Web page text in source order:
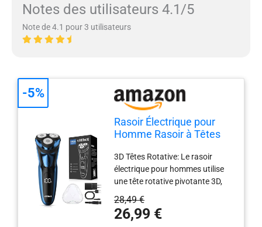
Notes des utilisateurs 4.1/5
Note de 4.1 pour 3 utilisateurs
Rasoir Électrique pour
Homme Rasoir à Têtes
Barbe de Précision IPX7
Rasoir à Sec et Humide
avec Verrouillage de
Voyage RS8336 Bleu
Shaver Portable
3D Têtes Rotative: Le rasoir
électrique pour hommes utilise
une tête rotative pivotante 3D,
qui s'adapte automatiquement
aux contours du visage, du cou
et même du menton, ce qui
28,49 €
26,99 €
-5%